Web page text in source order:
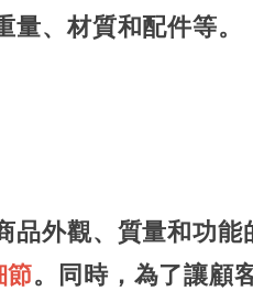
、材質和配件等。
外觀、質量和功能
節。同時，為了讓顧